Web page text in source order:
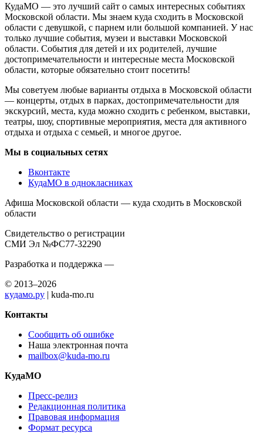
КудаМО — это лучший сайт о самых интересных событиях
Московской области. Мы знаем куда сходить в Московской
области с девушкой, с парнем или большой компанией. У нас
только лучшие события, музеи и выставки Московской
области. События для детей и их родителей, лучшие
достопримечательности и интересные места Московской
области, которые обязательно стоит посетить!
Мы советуем любые варианты отдыха в Московской области
— концерты, отдых в парках, достопримечательности для
экскурсий, места, куда можно сходить с ребенком, выставки,
театры, шоу, спортивные мероприятия, места для активного
отдыха и отдыха с семьей, и многое другое.
Мы в социальных сетях
Вконтакте
КудаМО в однокласниках
Афиша Московской области — куда сходить в Московской
области
Свидетельство о регистрации
СМИ Эл №ФС77-32290
Разработка и поддержка —
© 2013–2026
кудамо.ру | kuda-mo.ru
Контакты
Сообщить об ошибке
Наша электронная почта
mailbox@kuda-mo.ru
КудаМО
Пресс-релиз
Редакционная политика
Правовая информация
Формат ресурса